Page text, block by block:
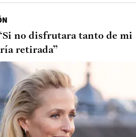
no disfrutara tanto de mi
retirada”